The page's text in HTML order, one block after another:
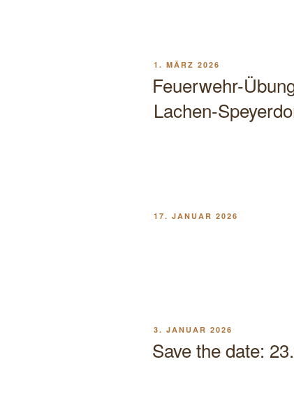
VERÖFFENTLICHT
1. MÄRZ 2026
Feuerwehr-
Lachen-
VERÖFFENTLICHT
17. JANUAR 2026
VERÖFFENTLICHT
3. JANUAR 2026
Save the date: